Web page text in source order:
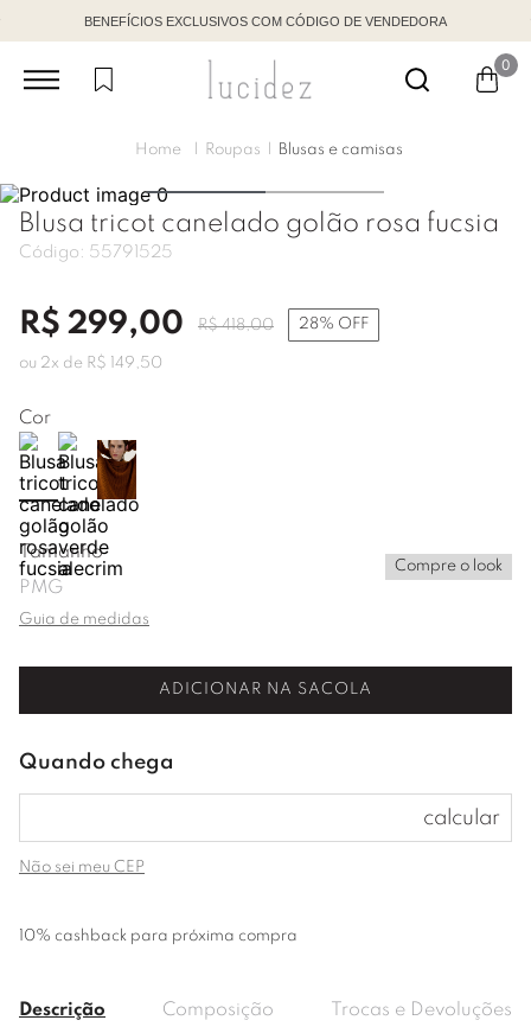
BENEFÍCIOS EXCLUSIVOS COM CÓDIGO DE VENDEDORA
0
Roupas Blusas e camisas
Blusa tricot canelado golão rosa fucsia
Código: 55791525
R$ 299,00 R$ 418,00 28% OFF
ou 2x de R$ 149 ,50
Cor
Tamanho
PMG
Compre o look
Guia de medidas
ADICIONAR NA SACOLA
Não sei meu CEP
10% cashback para próxima compra
Descrição Composição Trocas e Devoluções